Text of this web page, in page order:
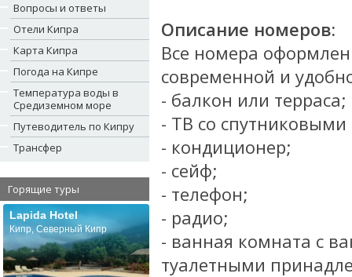
Вопросы и ответы
Отели Кипра
Карта Кипра
Погода на Кипре
Температура воды в
Средиземном море
Путеводитель по Кипру
Трансфер
Горящие туры
Lapida Hotel
Кипр, Северный Кипр
Описание номеров:
Все номера
современной и
- балкон или терраса;
- ТВ со
- кондиционер;
- сейф;
- телефон;
- радио;
- ванная комната с
туалетными